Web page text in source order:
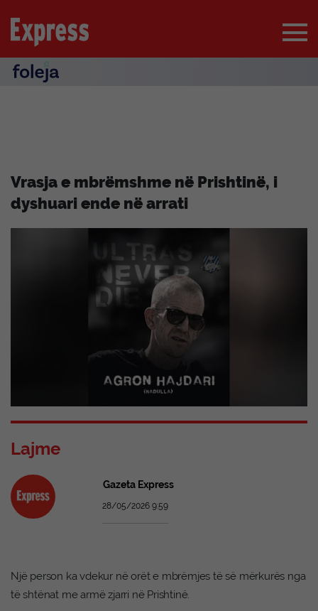
Vrasja e mbrëmshme në Prishtinë, i
dyshuari ende në arrati
Lajme
Gazeta Express
28/05/2026 9:59
Një person ka vdekur në orët e mbrëmjes të së mërkurës nga
të shtënat me armë zjarri në Prishtinë.